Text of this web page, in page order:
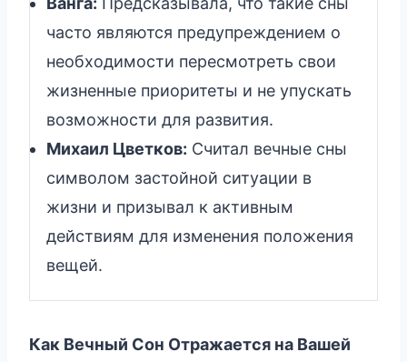
часто являются предупреждением о
необходимости пересмотреть свои
жизненные приоритеты и не упускать
возможности для развития.
Михаил Цветков: Считал вечные сны
символом застойной ситуации в
жизни и призывал к активным
действиям для изменения положения
вещей.
Как Вечный Сон Отражается на Вашей